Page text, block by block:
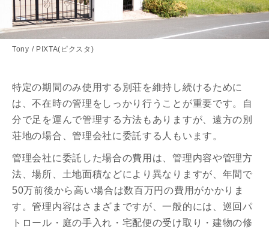
Tony / PIXTA(ピクスタ)
特定の期間のみ使用する別荘を維持し続けるために
は、不在時の管理をしっかり行うことが重要です。自
分で足を運んで管理する方法もありますが、遠方の別
荘地の場合、管理会社に委託する人もいます。
管理会社に委託した場合の費用は、管理内容や管理方
法、場所、土地面積などにより異なりますが、年間で
50万前後から高い場合は数百万円の費用がかかりま
す。管理内容はさまざまですが、一般的には、巡回パ
トロール・庭の手入れ・宅配便の受け取り・建物の修